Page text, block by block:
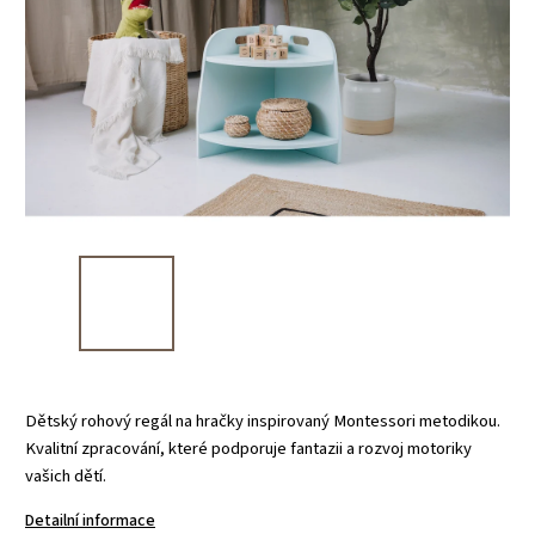
Dětský rohový regál na hračky inspirovaný Montessori metodikou.
Kvalitní zpracování, které podporuje fantazii a rozvoj motoriky
vašich dětí.
Detailní informace